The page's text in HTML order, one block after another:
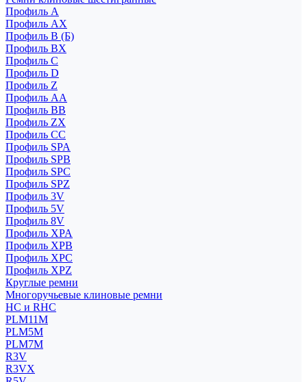
Профиль A
Профиль AX
Профиль B (Б)
Профиль BX
Профиль C
Профиль D
Профиль Z
Профиль АА
Профиль BB
Профиль ZX
Профиль CC
Профиль SPA
Профиль SPB
Профиль SPC
Профиль SPZ
Профиль 3V
Профиль 5V
Профиль 8V
Профиль XPA
Профиль XPB
Профиль XPC
Профиль XPZ
Круглые ремни
Многоручьевые клиновые ремни
HC и RHC
PLM11M
PLM5M
PLM7M
R3V
R3VX